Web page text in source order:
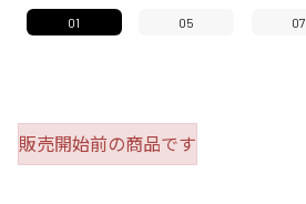
01 05 07
販売開始前の商品です